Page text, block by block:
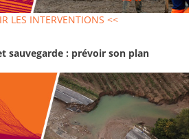
LES INTERVENTIONS <<
sauvegarde : prévoir son plan